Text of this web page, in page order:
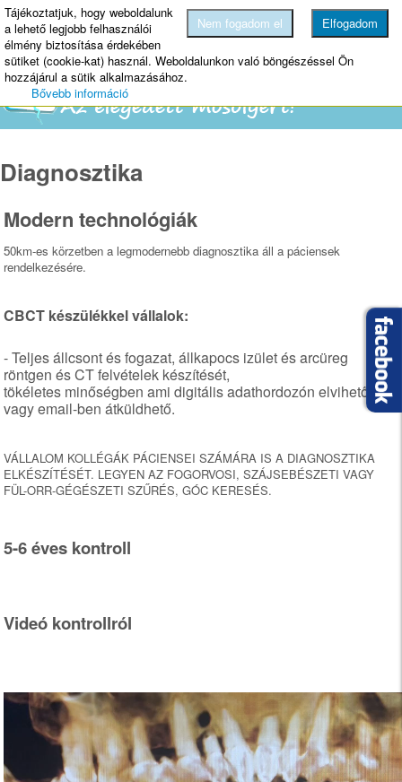
MENU
Diagnosztika
Modern technológiák
50km-es körzetben a legmodernebb diagnosztika áll a páciensek
rendelkezésére.
CBCT készülékkel vállalok:
- Teljes állcsont és fogazat, állkapocs izület és arcüreg
röntgen és CT felvételek készítését,
tökéletes minőségben ami digitális adathordozón elvihető
vagy email-ben átküldhető.
VÁLLALOM KOLLÉGÁK PÁCIENSEI SZÁMÁRA IS A DIAGNOSZTIKA
ELKÉSZÍTÉSÉT. LEGYEN AZ FOGORVOSI, SZÁJSEBÉSZETI VAGY
FÜL-ORR-GÉGÉSZETI SZŰRÉS, GÓC KERESÉS.
5-6 éves kontroll
Videó kontrollról
Elfogadom
Nem fogadom el
Tájékoztatjuk, hogy weboldalunk
a lehető legjobb felhasználói
élmény biztosítása érdekében
sütiket (cookie-kat) használ. Weboldalunkon való böngészéssel Ön
hozzájárul a sütik alkalmazásához.
Bővebb információ